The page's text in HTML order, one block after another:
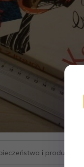
i produktów